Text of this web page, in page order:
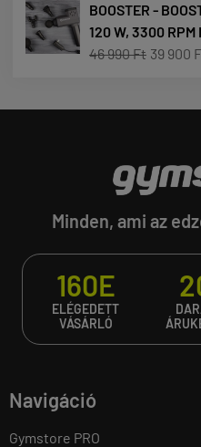
BOOSTER -
120 W, 3300 RPM
46 990 Ft 39 900
Minden, ami az
160E
ELÉGEDETT
VÁSÁRLÓ
Navigáció
Gymstore PRO